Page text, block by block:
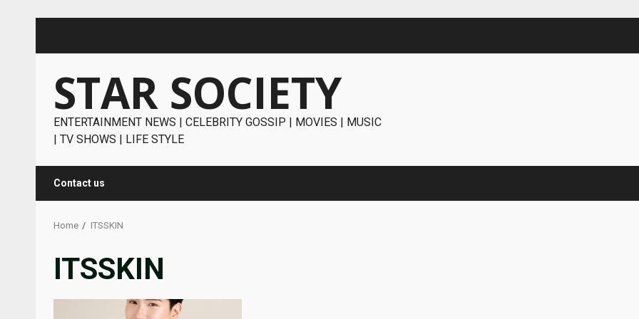
STAR SOCIETY
ENTERTAINMENT NEWS | CELEBRITY GOSSIP | MOVIES | MUSIC
| TV SHOWS | LIFE STYLE
Contact us
Home ITSSKIN
ITSSKIN